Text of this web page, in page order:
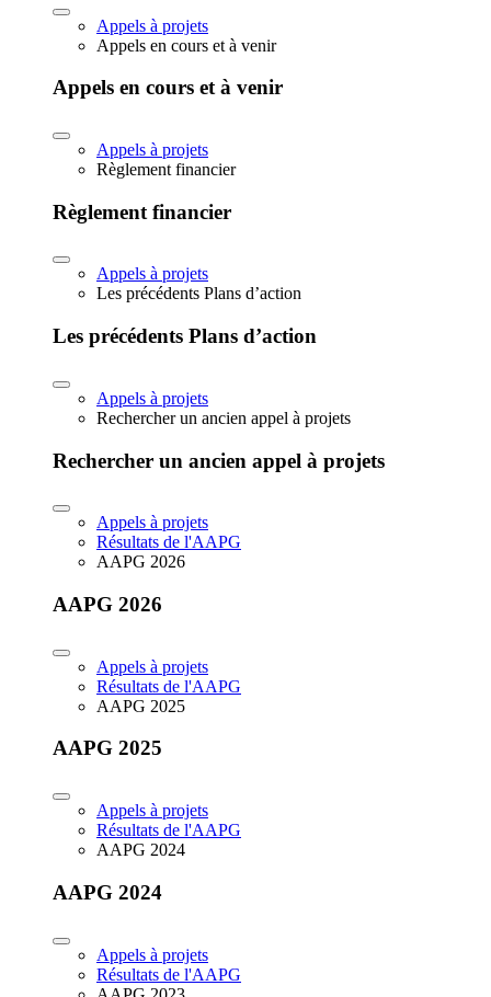
Appels à projets
Appels en cours et à venir
Appels en cours et à venir
Appels à projets
Règlement financier
Règlement financier
Appels à projets
Les précédents Plans d’action
Les précédents Plans d’action
Appels à projets
Rechercher un ancien appel à projets
Rechercher un ancien appel à projets
Appels à projets
Résultats de l'AAPG
AAPG 2026
AAPG 2026
Appels à projets
Résultats de l'AAPG
AAPG 2025
AAPG 2025
Appels à projets
Résultats de l'AAPG
AAPG 2024
AAPG 2024
Appels à projets
Résultats de l'AAPG